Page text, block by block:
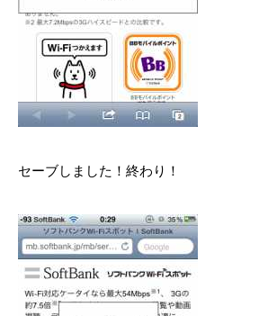
セーブしました！終わり！